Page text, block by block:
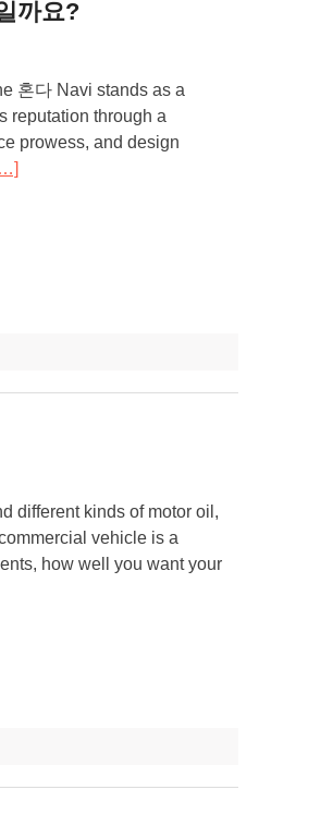
까요?
혼다 Navi stands as a
reputation through a
prowess, and design
different kinds of motor oil,
vehicle is a
how well you want your